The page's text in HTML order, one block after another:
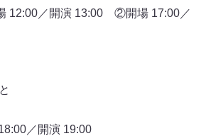
12:00／開演 13:00 ②開場 17:00／
／開演 19:00